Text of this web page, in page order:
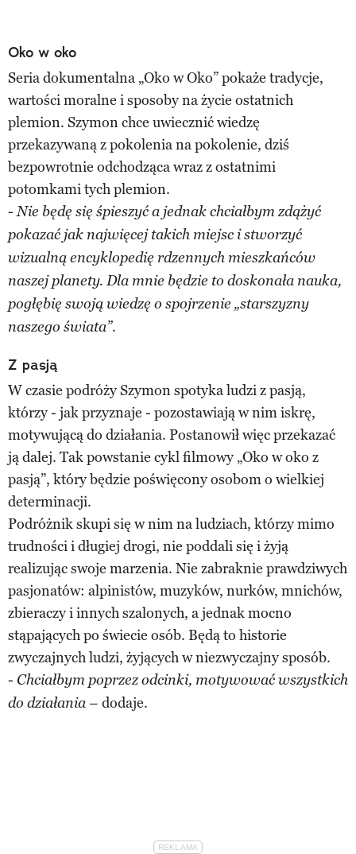
Oko w oko
Seria dokumentalna „Oko w Oko” pokaże tradycje,
wartości moralne i sposoby na życie ostatnich
plemion. Szymon chce uwiecznić wiedzę
przekazywaną z pokolenia na pokolenie, dziś
bezpowrotnie odchodząca wraz z ostatnimi
potomkami tych plemion.
-Nie będę się śpieszyć a jednak chciałbym zdążyć
pokazać jak najwięcej takich miejsc i stworzyć
wizualną encyklopedię rdzennych mieszkańców
naszej planety. Dla mnie będzie to doskonała nauka,
pogłębię swoją wiedzę o spojrzenie „starszyzny
naszego świata”.
Z pasją
W czasie podróży Szymon spotyka ludzi z pasją,
którzy - jak przyznaje - pozostawiają w nim iskrę,
motywującą do działania. Postanowił więc przekazać
ją dalej. Tak powstanie cykl filmowy „Oko w oko z
pasją”, który będzie poświęcony osobom o wielkiej
determinacji.
Podróżnik skupi się w nim na ludziach, którzy mimo
trudności i długiej drogi, nie poddali się i żyją
realizując swoje marzenia. Nie zabraknie prawdziwych
pasjonatów: alpinistów, muzyków, nurków, mnichów,
zbieraczy i innych szalonych, a jednak mocno
stąpających po świecie osób. Będą to historie
zwyczajnych ludzi, żyjących w niezwyczajny sposób.
- Chciałbym poprzez odcinki, motywować wszystkich
do działania– dodaje.